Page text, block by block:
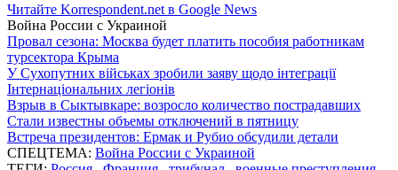
Читайте Korrespondent.net в Google News
Война России с Украиной
Провал сезона: Москва будет платить пособия работникам
турсектора Крыма
У Сухопутних військах зробили заяву щодо інтеграції
Інтернаціональних легіонів
Взрыв в Сыктывкаре: возросло количество пострадавших
Стали известны объемы отключений в пятницу
Встреча президентов: Ермак и Рубио обсудили детали
СПЕЦТЕМА: Война России с Украиной